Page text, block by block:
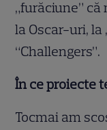
„furăciune”
la Oscar-uri,
“Challengers”.
În ce proiecte
Tocmai am